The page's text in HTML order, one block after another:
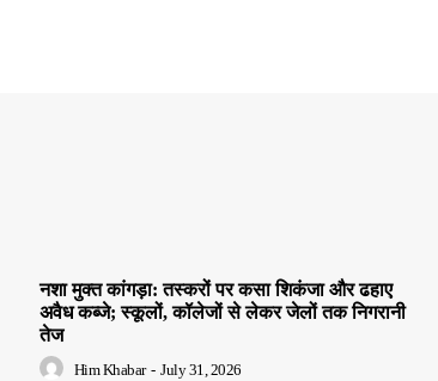
नशा मुक्त कांगड़ा: तस्करों पर कसा शिकंजा और ढहाए
अवैध कब्जे; स्कूलों, कॉलेजों से लेकर जेलों तक निगरानी
तेज
Him Khabar - July 31, 2026